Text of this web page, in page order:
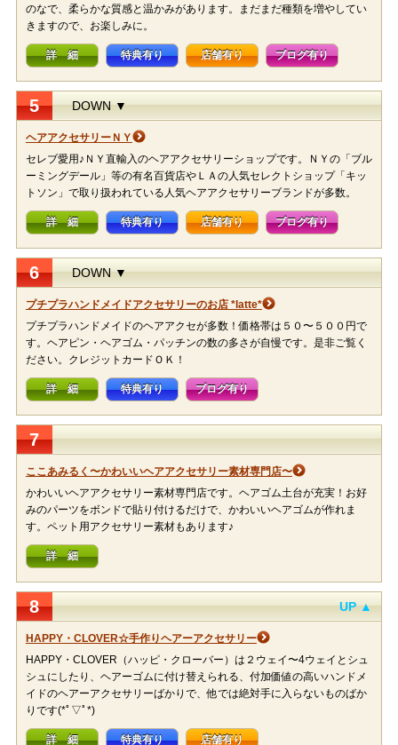
のなで、柔らかな質感と温かみがあります。まだまだ種類を増やしてい
きますので、お楽しみに。
詳 細 特典有り 店舗有り ブログ有り
5 DOWN ▼
ヘアアクセサリーＮＹ
セレブ愛用♪ＮＹ直輸入のヘアアクセサリーショップです。ＮＹの「ブル
ーミングデール」等の有名百貨店やＬＡの人気セレクトショップ「キッ
トソン」で取り扱われている人気ヘアアクセサリーブランドが多数。
詳 細 特典有り 店舗有り ブログ有り
6 DOWN ▼
プチプラハンドメイドアクセサリーのお店 *latte*
プチプラハンドメイドのヘアアクセが多数！価格帯は５０〜５００円で
す。ヘアピン・ヘアゴム・パッチンの数の多さが自慢です。是非ご覧く
ださい。クレジットカードＯＫ！
詳 細 特典有り ブログ有り
7
ここあみるく〜かわいいヘアアクセサリー素材専門店〜
かわいいヘアアクセサリー素材専門店です。ヘアゴム土台が充実！お好
みのパーツをボンドで貼り付けるだけで、かわいいヘアゴムが作れま
す。ペット用アクセサリー素材もあります♪
詳 細
8 UP ▲
HAPPY・CLOVER☆手作りヘアーアクセサリー
HAPPY・CLOVER（ハッピ・クローバー）は２ウェイ〜4ウェイとシュ
シュにしたり、ヘアーゴムに付け替えられる、付加価値の高いハンドメ
イドのヘアーアクセサリーばかりで、他では絶対手に入らないものばか
りです(*ﾟ▽ﾟ*)
詳 細 特典有り 店舗有り